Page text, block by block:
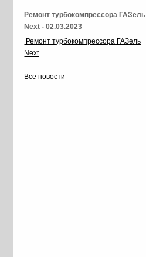
Ремонт турбокомпрессора ГАЗель
Next - 02.03.2023
Ремонт турбокомпрессора ГАЗель
Next
Все новости